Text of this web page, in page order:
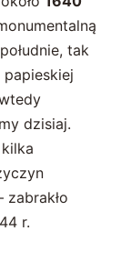
tak
dzisiaj.
r.